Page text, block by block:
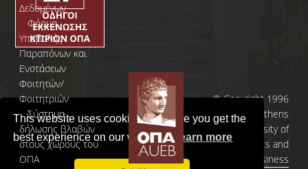
This website uses cookies to ensure you get the
best experience on our website.Learn more
Δεδομένων
Φόρμα
Yποβολής
Παραπόνων και
Ενστάσεων
Φοιτητών/
Φοιτητριών
>Σύστημα
δήλωσης βλαβών
στους χώρους του
ΟΠΑ
© Copyright 1996
- 2026 | Athens
University of
Economics and
Business